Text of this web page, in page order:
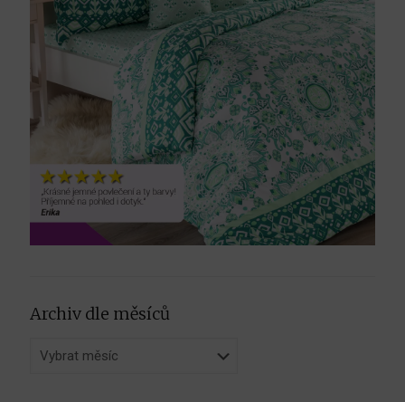
Archiv dle měsíců
dle